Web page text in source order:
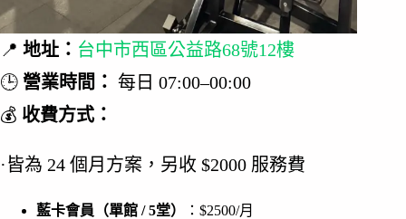
📍 地址： 台中市西區公益路68號12樓
🕒 營業時間： 每日 07:00–00:00
💰 收費方式：
·皆為 24 個月方案，另收 $2000 服務費
藍卡會員（單館 / 5堂）
：$2500/月